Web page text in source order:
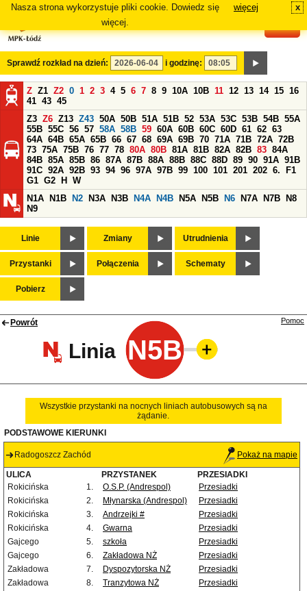
Nasza strona wykorzystuje pliki cookie. Dowiedz się
więcej.
więcej x
Sprawdź rozkład na dzień: i godzinę:
Z Z1 Z2 0 1 2 3 4 5 6 7 8 9 10A 10B 11 12 13 14 15 16
41 43 45
Z3 Z6 Z13 Z43 50A 50B 51A 51B 52 53A 53C 53B 54B 55A
55B 55C 56 57 58A 58B 59 60A 60B 60C 60D 61 62 63
64A 64B 65A 65B 66 67 68 69A 69B 70 71A 71B 72A 72B
73 75A 75B 76 77 78 80A 80B 81A 81B 82A 82B 83 84A
84B 85A 85B 86 87A 87B 88A 88B 88C 88D 89 90 91A 91B
91C 92A 92B 93 94 96 97A 97B 99 100 101 201 202 6.
F1
G1 G2 H
W
N1A
N1B N2 N3A N3B N4A N4B N5A N5B N6 N7A N7B
N8
N9
Linie Zmiany Utrudnienia
Przystanki Połączenia Schematy
Pobierz
Powrót
Linia N5B
Pomoc
Wszystkie przystanki na nocnych liniach autobusowych są na
żądanie.
PODSTAWOWE KIERUNKI
Radogoszcz Zachód Pokaż na mapie
ULICA PRZYSTANEK
PRZESIADKI
Rokicińska
1. O.S.P. (Andrespol)
Przesiadki
Rokicińska
2. Młynarska (Andrespol)
Przesiadki
Rokicińska
3. Andrzejki #
Przesiadki
Rokicińska
4. Gwarna
Przesiadki
Gajcego
5. szkoła
Przesiadki
Gajcego
6. Zakładowa NŻ
Przesiadki
Zakładowa
7. Dyspozytorska NŻ
Przesiadki
Zakładowa
8. Tranzytowa NŻ
Przesiadki